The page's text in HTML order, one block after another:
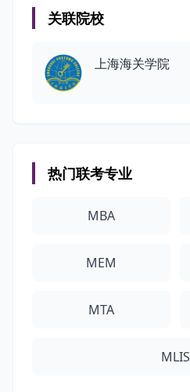
关联院校
上海海关学院
热门联考专业
MBA
MEM
MTA
MLIS